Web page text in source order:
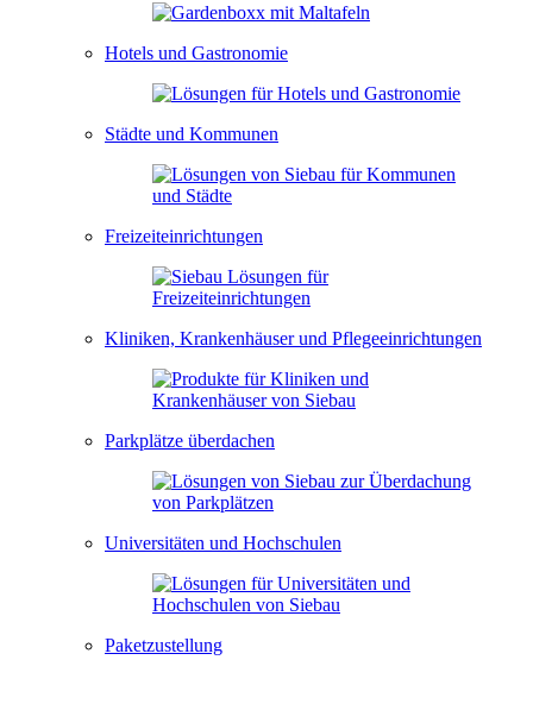
Hotels und Gastronomie
Städte und Kommunen
Freizeiteinrichtungen
Kliniken, Krankenhäuser und Pflegeeinrichtungen
Parkplätze überdachen
Universitäten und Hochschulen
Paketzustellung